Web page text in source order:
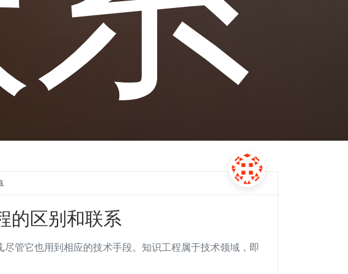
的区别和联系
管它也用到相应的技术手段。知识工程属于技术领域，即